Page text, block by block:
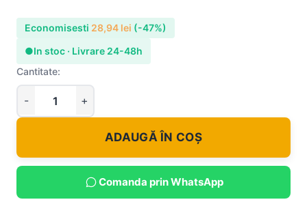
Economisesti 28,94 lei (-47%)
●In stoc · Livrare 24-48h
Cantitate:
ADAUGĂ ÎN COȘ
Comanda prin WhatsApp